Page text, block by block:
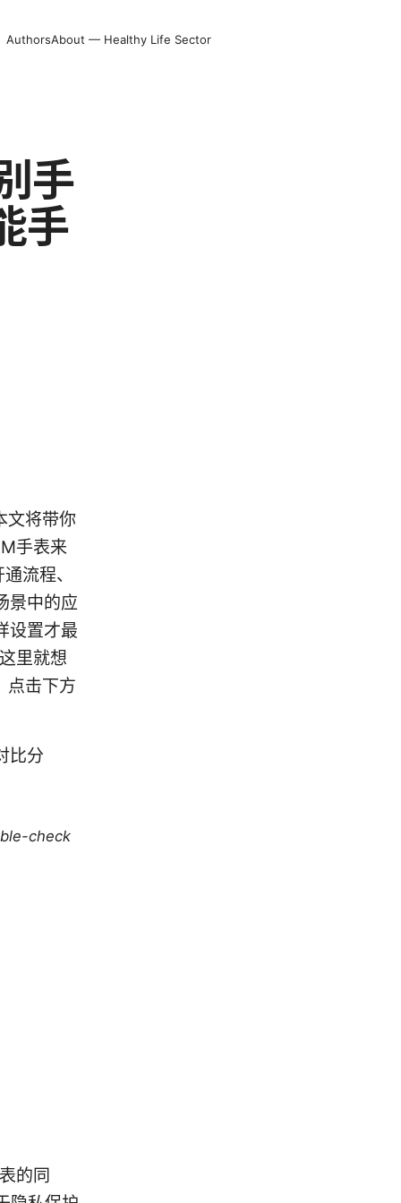
AuthorsAbout — Healthy Life Sector
手
手
文将带你
手表来
流程、
景中的应
设置才最
里就想
点击下方
比分
check
的同